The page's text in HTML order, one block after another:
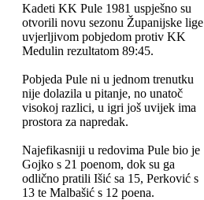
Kadeti KK Pule 1981 uspješno su
otvorili novu sezonu Županijske lige
uvjerljivom pobjedom protiv KK
Medulin rezultatom 89:45.
Pobjeda Pule ni u jednom trenutku
nije dolazila u pitanje, no unatoč
visokoj razlici, u igri još uvijek ima
prostora za napredak.
Najefikasniji u redovima Pule bio je
Gojko s 21 poenom, dok su ga
odlično pratili Išić sa 15, Perković s
13 te Malbašić s 12 poena.